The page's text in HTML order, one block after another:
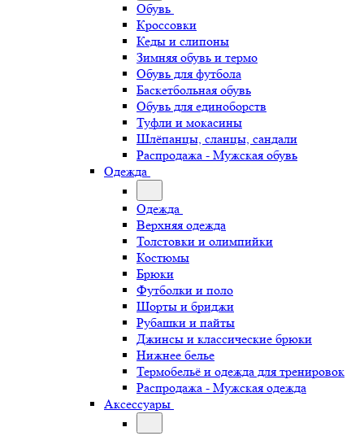
Обувь
Кроссовки
Кеды и слипоны
Зимняя обувь и термо
Обувь для футбола
Баскетбольная обувь
Обувь для единоборств
Туфли и мокасины
Шлёпанцы, сланцы, сандали
Распродажа - Мужская обувь
Одежда
Одежда
Верхняя одежда
Толстовки и олимпийки
Костюмы
Брюки
Футболки и поло
Шорты и бриджи
Рубашки и пайты
Джинсы и классические брюки
Нижнее белье
Термобельё и одежда для тренировок
Распродажа - Мужская одежда
Аксессуары